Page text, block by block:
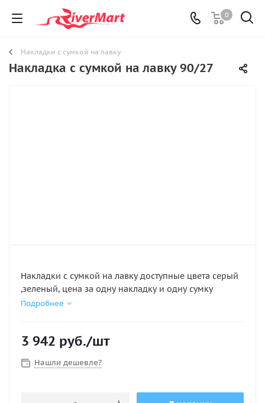
0
Накладки с сумкой на лавку
Накладка с сумкой на лавку 90/27
Накладки с сумкой на лавку доступные цвета серый
,зеленый, цена за одну накладку и одну сумку
Подробнее
3 942 руб./шт
Нашли дешевле?